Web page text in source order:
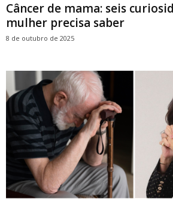
Câncer de mama: seis
mulher precisa saber
8 de outubro de 2025